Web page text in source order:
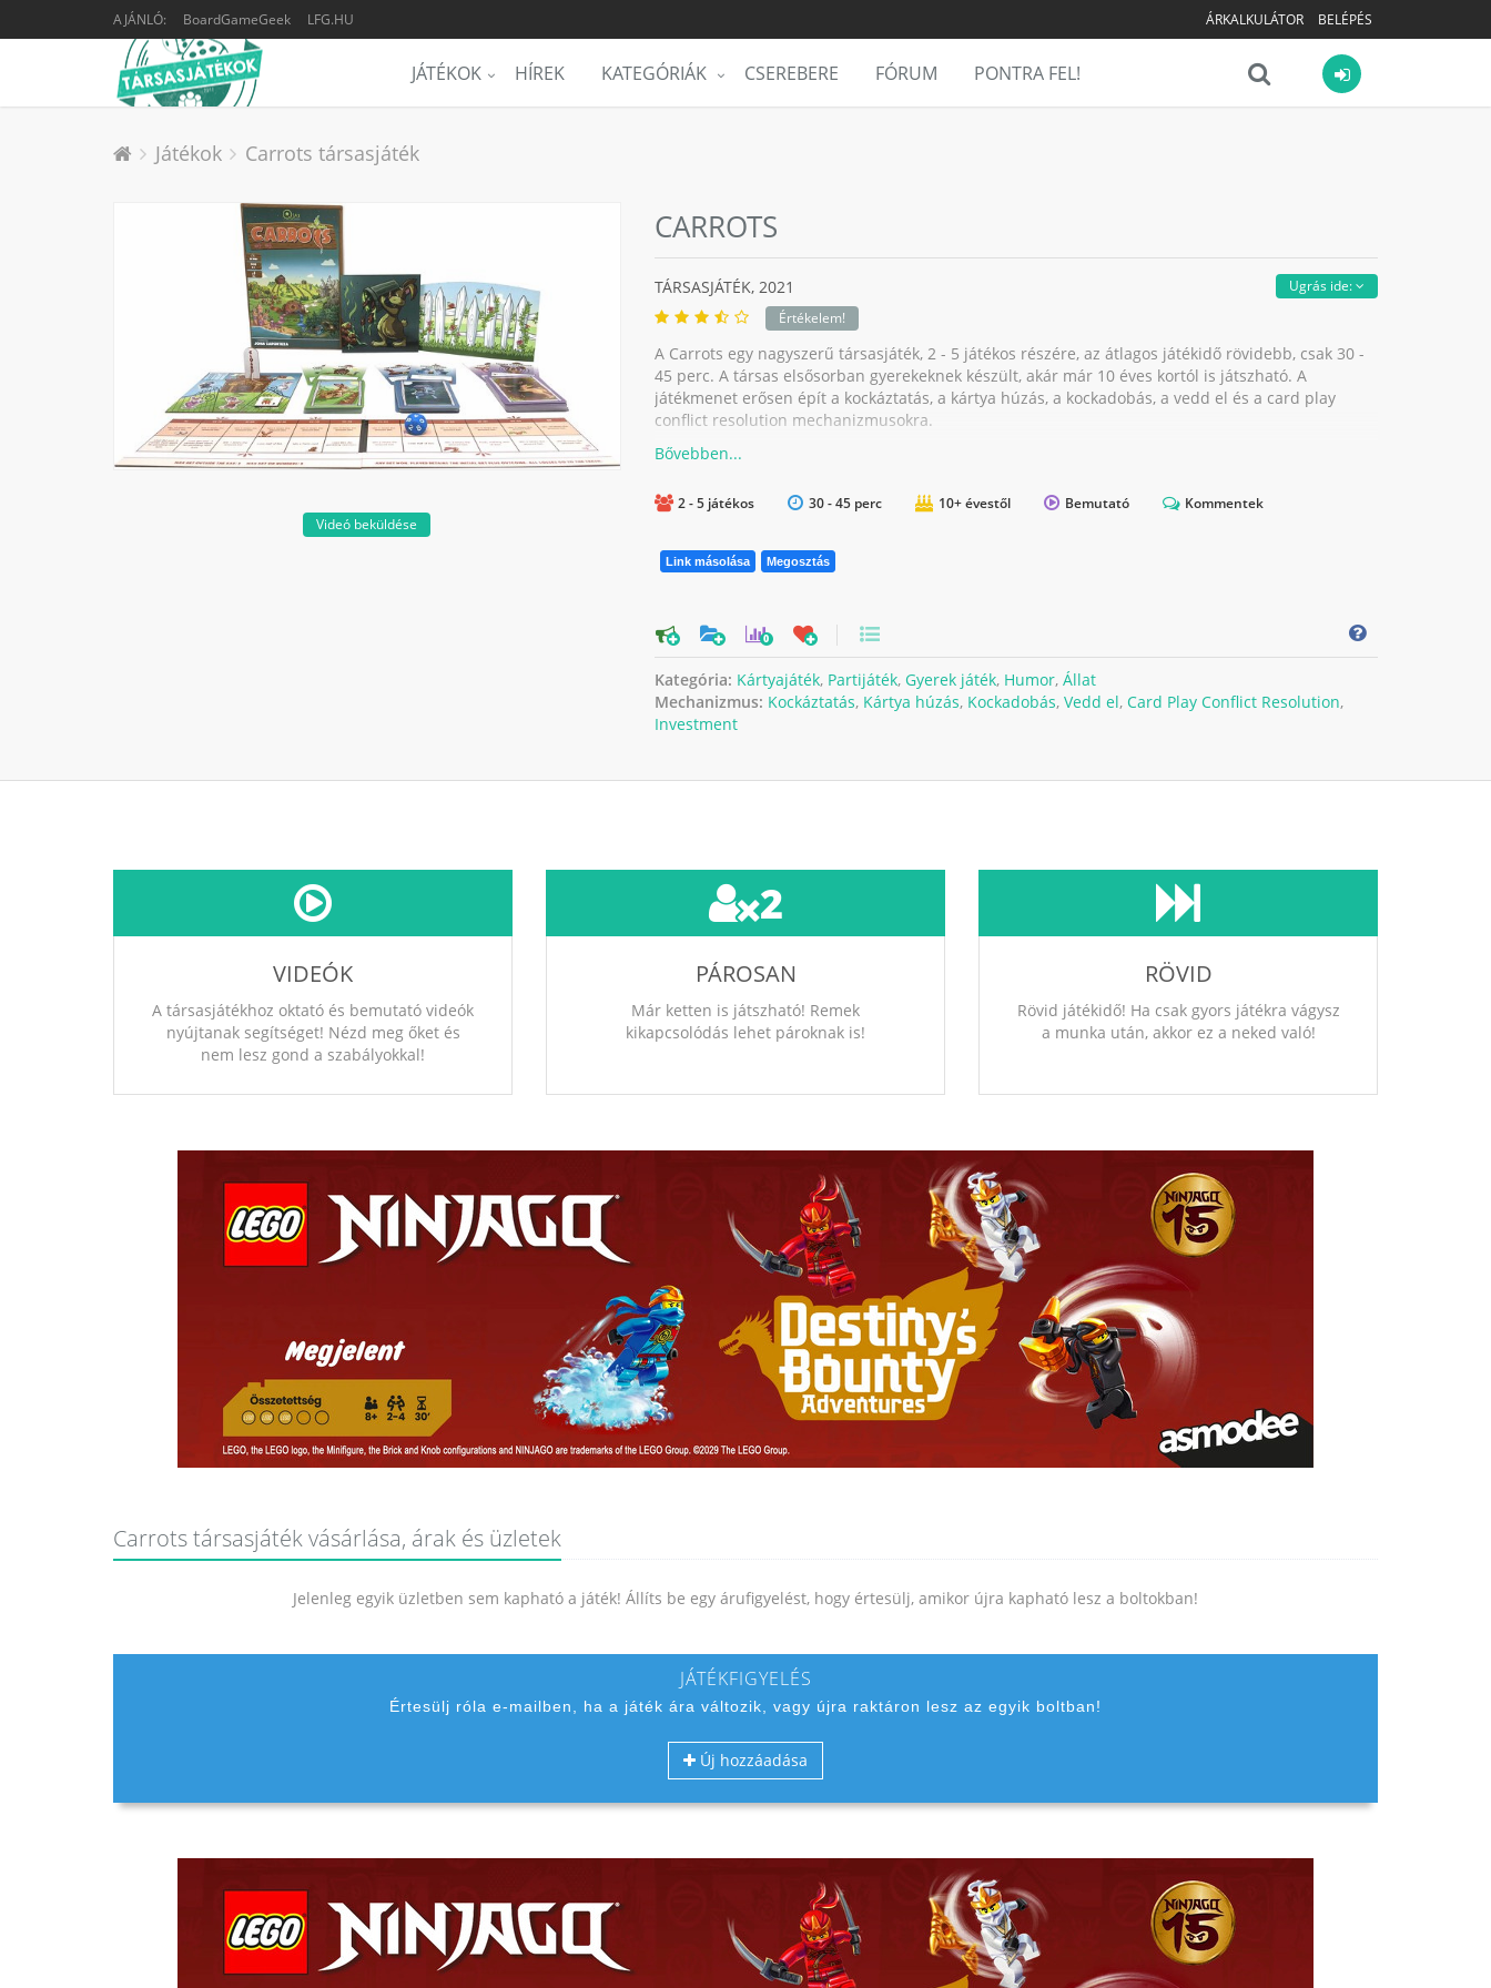
AJÁNLÓ: BoardGameGeek LFG.HU ÁRKALKULÁTOR BELÉPÉS
JÁTÉKOK HÍREK KATEGÓRIÁK CSEREBERE FÓRUM PONTRA FEL!
Játékok Carrots társasjáték
Videó beküldése
CARROTS
Ugrás ide:
TÁRSASJÁTÉK, 2021
Értékelem!
A Carrots egy nagyszerű társasjáték, 2 - 5 játékos részére, az átlagos játékidő rövidebb, csak 30 -
45 perc. A társas elsősorban gyerekeknek készült, akár már 10 éves kortól is játszható. A
játékmenet erősen épít a kockáztatás, a kártya húzás, a kockadobás, a vedd el és a card play
conflict resolution mechanizmusokra.
2 - 5 játékos 30 - 45 perc 10+ évestől Bemutató Kommentek
Link másolása Megosztás
0
Kategória: Kártyajáték, Partijáték, Gyerek játék, Humor, Állat
Mechanizmus: Kockáztatás, Kártya húzás, Kockadobás, Vedd el, Card Play Conflict Resolution,
Investment
VIDEÓK
A társasjátékhoz oktató és bemutató videók
nyújtanak segítséget! Nézd meg őket és
nem lesz gond a szabályokkal!
2
PÁROSAN
Már ketten is játszható! Remek
kikapcsolódás lehet pároknak is!
RÖVID
Rövid játékidő! Ha csak gyors játékra vágysz
a munka után, akkor ez a neked való!
Carrots társasjáték vásárlása, árak és üzletek
Jelenleg egyik üzletben sem kapható a játék! Állíts be egy árufigyelést, hogy értesülj, amikor újra kapható lesz a boltokban!
JÁTÉKFIGYELÉS
Értesülj róla e-mailben, ha a játék ára változik, vagy újra raktáron lesz az egyik boltban!
Új hozzáadása